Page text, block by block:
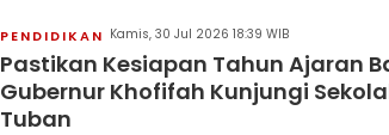
PENDIDIKAN Kamis, 30 Jul 2026 18:39 WIB
Pastikan Kesiapan Tahun Ajaran
Gubernur Khofifah Kunjungi
Tuban